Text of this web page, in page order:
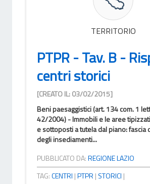
TERRITORIO
PTPR - Tav. B -
centri storici
[CREATO IL: 03/02/2015]
Beni paesaggistici (art. 134 com. 1
42/2004) - Immobili e le aree
e sottoposti a tutela dal piano: fascia
degli insediamenti...
PUBBLICATO DA:REGIONE LAZIO
TAG:CENTRI |PTPR | STORICI |